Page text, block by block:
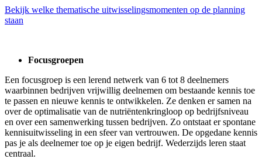
Bekijk welke thematische uitwisselingsmomenten op de planning
staan
Focusgroepen
Een focusgroep is een lerend netwerk van 6 tot 8 deelnemers
waarbinnen bedrijven vrijwillig deelnemen om bestaande kennis toe
te passen en nieuwe kennis te ontwikkelen. Ze denken er samen na
over de optimalisatie van de nutriëntenkringloop op bedrijfsniveau
en over een samenwerking tussen bedrijven. Zo ontstaat er spontane
kennisuitwisseling in een sfeer van vertrouwen. De opgedane kennis
pas je als deelnemer toe op je eigen bedrijf. Wederzijds leren staat
centraal.